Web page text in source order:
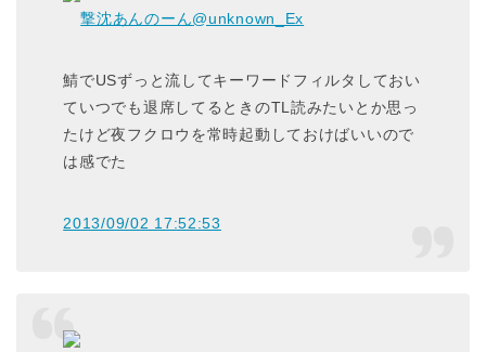
撃沈あんのーん@unknown_Ex
鯖でUSずっと流してキーワードフィルタしておい
ていつでも退席してるときのTL読みたいとか思っ
たけど夜フクロウを常時起動しておけばいいので
は感でた
2013/09/02 17:52:53